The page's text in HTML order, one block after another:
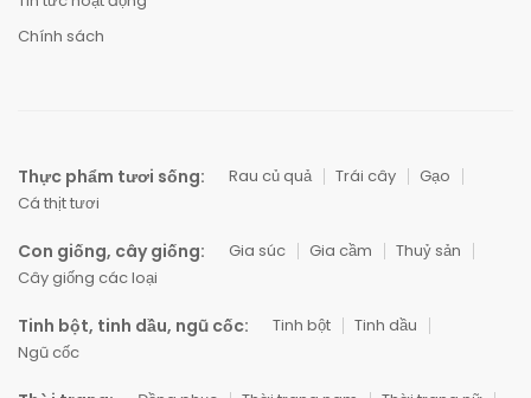
Chính sách
Thực phẩm tươi sống: Rau củ quả Trái cây
Gạo
Cá thịt tươi
Con giống, cây giống: Gia súc Gia cầm
Thuỷ sản
Cây giống các loại
Tinh bột, tinh dầu, ngũ cốc: Tinh bột
Tinh dầu
Ngũ cốc